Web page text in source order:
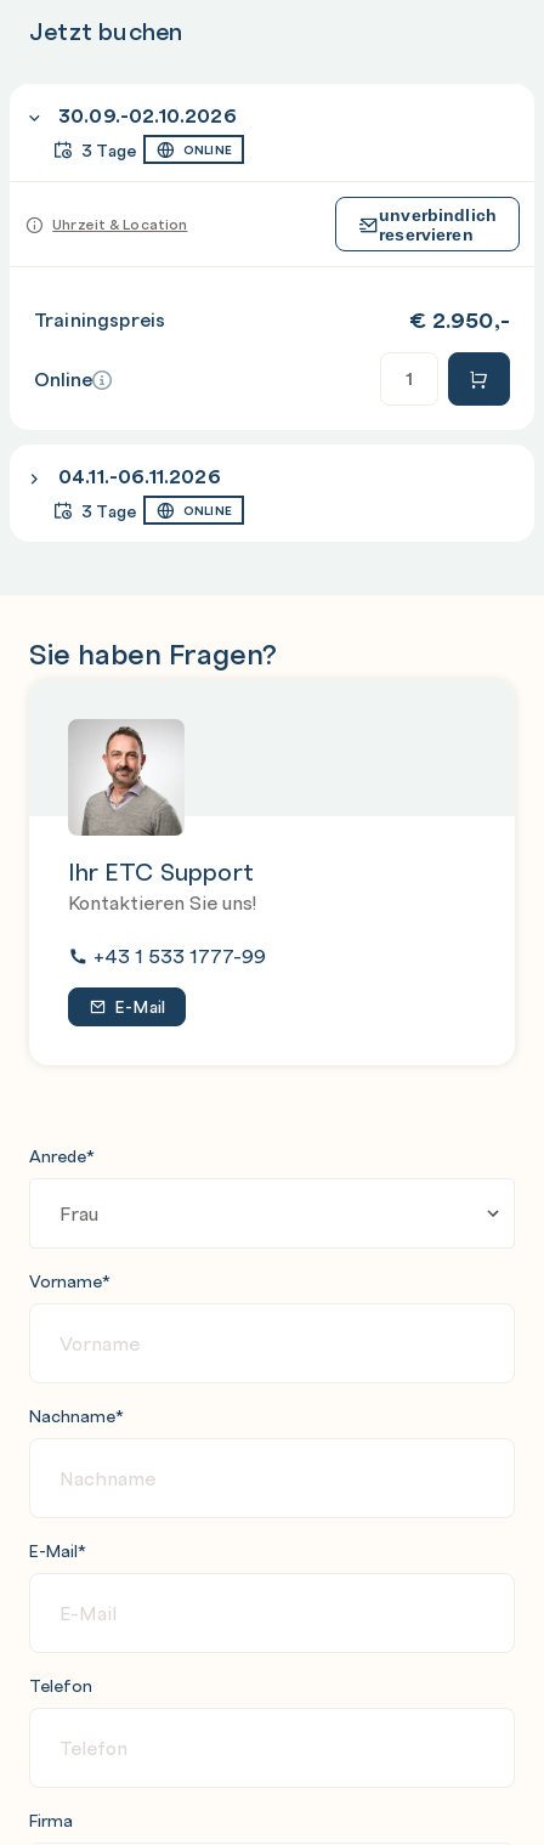
Jetzt buchen
30.09.-02.10.2026
3 Tage ONLINE
Uhrzeit & Location
unverbindlich
reservieren
Trainingspreis € 2.950,-
Online
04.11.-06.11.2026
3 Tage ONLINE
Sie haben Fragen?
Ihr ETC Support
Kontaktieren Sie uns!
+43 1 533 1777-99
E-Mail
Anrede*
Vorname*
Nachname*
E-Mail*
Telefon
Firma